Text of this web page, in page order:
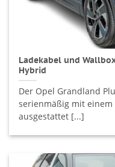
Ladekabel und
Hybrid
Der Opel Grandland
serienmäßig mit einem
ausgestattet [...]